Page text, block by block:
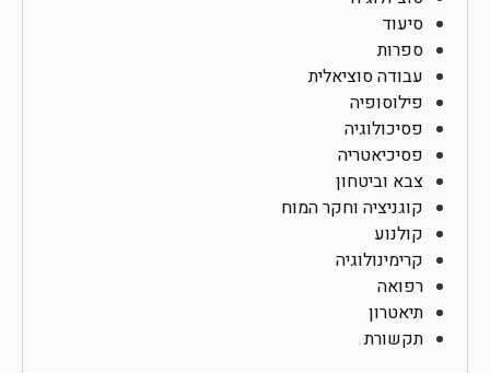
סיעוד
ספרות
עבודה סוציאלית
פילוסופיה
פסיכולוגיה
פסיכיאטריה
צבא וביטחון
קוגניציה וחקר המוח
קולנוע
קרימינולוגיה
רפואה
תיאטרון
תקשורת